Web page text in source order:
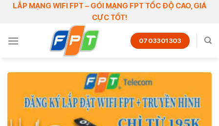
SkipLẮP MẠNG WIFI FPT – GÓI MẠNG FPT TỐC ĐỘ CAO, GIÁ
CỰC TỐT!
0703301303